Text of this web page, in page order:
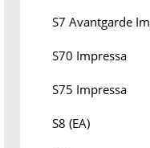
S7 Avantgarde
S70 Impressa
S75 Impressa
S8 (EA)